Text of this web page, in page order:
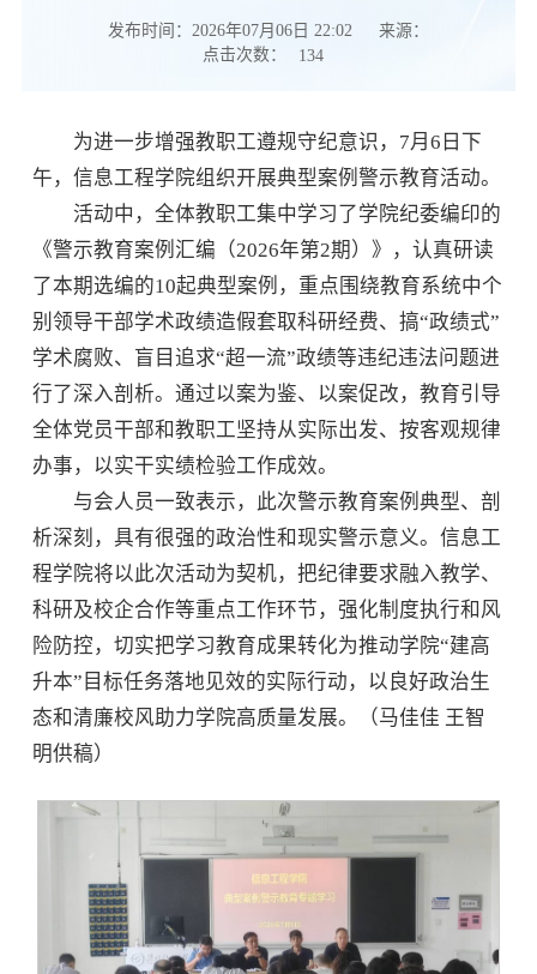
发布时间：2026年07月06日 22:02
来源：
点击次数：
134
为进一步增强教职工遵规守纪意识，7月6日下
午，信息工程学院组织开展典型案例警示教育活动。
活动中，全体教职工集中学习了学院纪委编印的
《警示教育案例汇编（2026年第2期）》，认真研读
了本期选编的10起典型案例，重点围绕教育系统中个
别领导干部学术政绩造假套取科研经费、搞“政绩式”
学术腐败、盲目追求“超一流”政绩等违纪违法问题进
行了深入剖析。通过以案为鉴、以案促改，教育引导
全体党员干部和教职工坚持从实际出发、按客观规律
办事，以实干实绩检验工作成效。
与会人员一致表示，此次警示教育案例典型、剖
析深刻，具有很强的政治性和现实警示意义。信息工
程学院将以此次活动为契机，把纪律要求融入教学、
科研及校企合作等重点工作环节，强化制度执行和风
险防控，切实把学习教育成果转化为推动学院“建高
升本”目标任务落地见效的实际行动，以良好政治生
态和清廉校风助力学院高质量发展。（马佳佳 王智
明供稿）